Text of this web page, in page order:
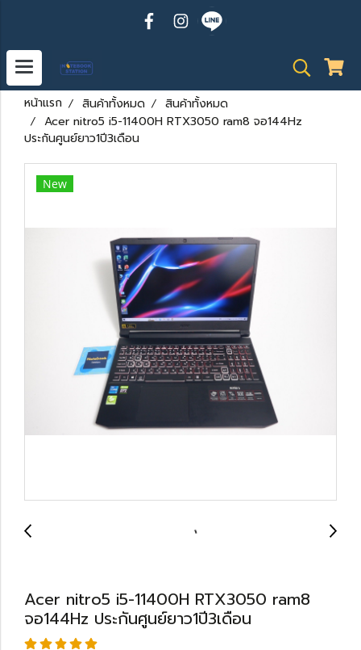
หน้าแรก สินค้าทั้งหมด
สินค้าทั้งหมด
Acer nitro5 i5-11400H RTX3050 ram8 จอ144Hz
ประกันศูนย์ยาว1ปี3เดือน
New
Acer nitro5 i5-11400H RTX3050 ram8
จอ144Hz ประกันศูนย์ยาว1ปี3เดือน